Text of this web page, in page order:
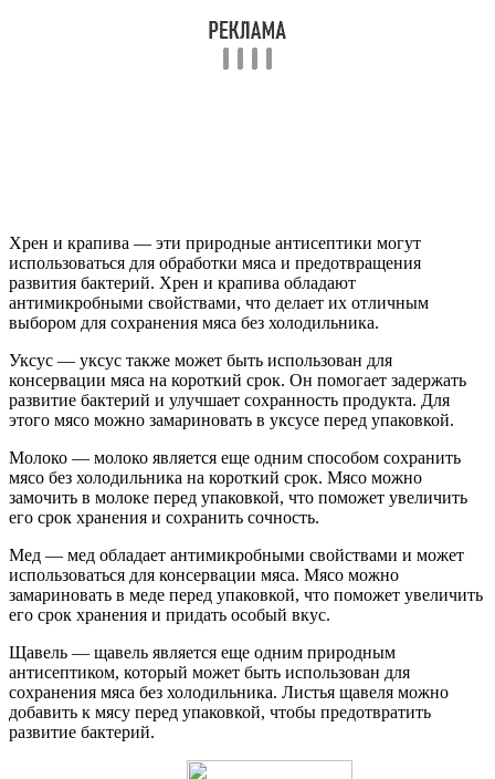
Хрен и крапива — эти природные антисептики могут
использоваться для обработки мяса и предотвращения
развития бактерий. Хрен и крапива обладают
антимикробными свойствами, что делает их отличным
выбором для сохранения мяса без холодильника.
Уксус — уксус также может быть использован для
консервации мяса на короткий срок. Он помогает задержать
развитие бактерий и улучшает сохранность продукта. Для
этого мясо можно замариновать в уксусе перед упаковкой.
Молоко — молоко является еще одним способом сохранить
мясо без холодильника на короткий срок. Мясо можно
замочить в молоке перед упаковкой, что поможет увеличить
его срок хранения и сохранить сочность.
Мед — мед обладает антимикробными свойствами и может
использоваться для консервации мяса. Мясо можно
замариновать в меде перед упаковкой, что поможет увеличить
его срок хранения и придать особый вкус.
Щавель — щавель является еще одним природным
антисептиком, который может быть использован для
сохранения мяса без холодильника. Листья щавеля можно
добавить к мясу перед упаковкой, чтобы предотвратить
развитие бактерий.